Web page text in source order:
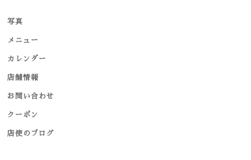
写真
メニュー
カレンダー
店舗情報
お問い合わせ
クーポン
店使のブログ